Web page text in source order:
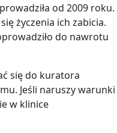
od 2009 roku.
życzenia ich zabicia.
do nawrotu
się do kuratora
Jeśli naruszy warunki
w klinice